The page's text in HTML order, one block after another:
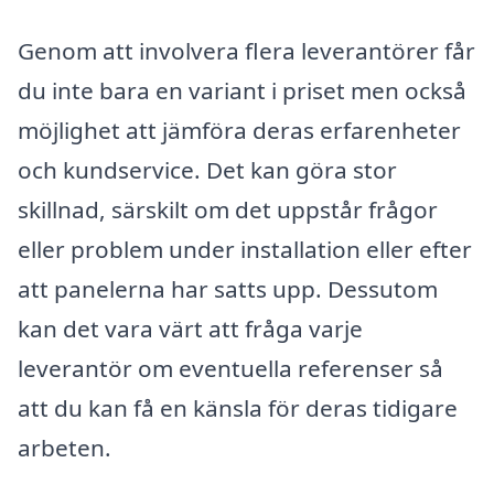
Genom att involvera flera leverantörer får
du inte bara en variant i priset men också
möjlighet att jämföra deras erfarenheter
och kundservice. Det kan göra stor
skillnad, särskilt om det uppstår frågor
eller problem under installation eller efter
att panelerna har satts upp. Dessutom
kan det vara värt att fråga varje
leverantör om eventuella referenser så
att du kan få en känsla för deras tidigare
arbeten.